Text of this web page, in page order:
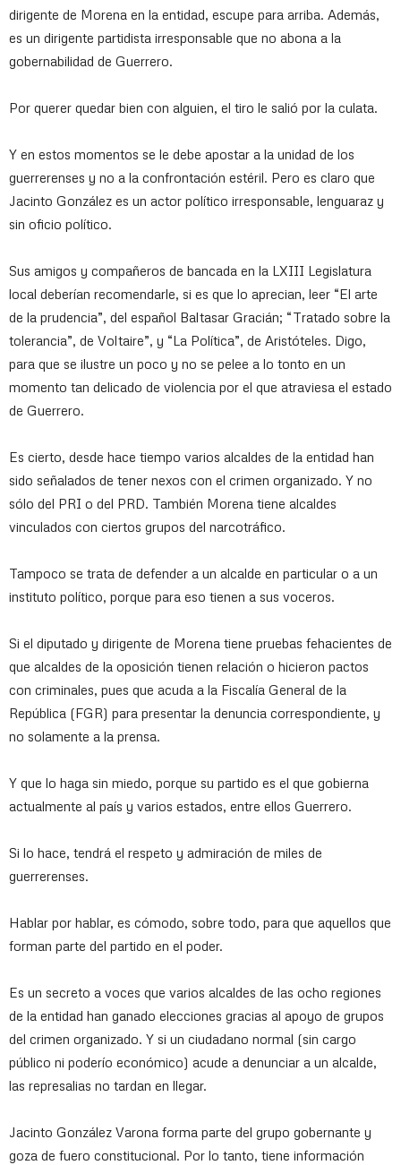
dirigente de Morena en la entidad, escupe para arriba. Además,
es un dirigente partidista irresponsable que no abona a la
gobernabilidad de Guerrero.
Por querer quedar bien con alguien, el tiro le salió por la culata.
Y en estos momentos se le debe apostar a la unidad de los
guerrerenses y no a la confrontación estéril. Pero es claro que
Jacinto González es un actor político irresponsable, lenguaraz y
sin oficio político.
Sus amigos y compañeros de bancada en la LXIII Legislatura
local deberían recomendarle, si es que lo aprecian, leer “El arte
de la prudencia”, del español Baltasar Gracián; “Tratado sobre la
tolerancia”, de Voltaire”, y “La Política”, de Aristóteles. Digo,
para que se ilustre un poco y no se pelee a lo tonto en un
momento tan delicado de violencia por el que atraviesa el estado
de Guerrero.
Es cierto, desde hace tiempo varios alcaldes de la entidad han
sido señalados de tener nexos con el crimen organizado. Y no
sólo del PRI o del PRD. También Morena tiene alcaldes
vinculados con ciertos grupos del narcotráfico.
Tampoco se trata de defender a un alcalde en particular o a un
instituto político, porque para eso tienen a sus voceros.
Si el diputado y dirigente de Morena tiene pruebas fehacientes de
que alcaldes de la oposición tienen relación o hicieron pactos
con criminales, pues que acuda a la Fiscalía General de la
República (FGR) para presentar la denuncia correspondiente, y
no solamente a la prensa.
Y que lo haga sin miedo, porque su partido es el que gobierna
actualmente al país y varios estados, entre ellos Guerrero.
Si lo hace, tendrá el respeto y admiración de miles de
guerrerenses.
Hablar por hablar, es cómodo, sobre todo, para que aquellos que
forman parte del partido en el poder.
Es un secreto a voces que varios alcaldes de las ocho regiones
de la entidad han ganado elecciones gracias al apoyo de grupos
del crimen organizado. Y si un ciudadano normal (sin cargo
público ni poderío económico) acude a denunciar a un alcalde,
las represalias no tardan en llegar.
Jacinto González Varona forma parte del grupo gobernante y
goza de fuero constitucional. Por lo tanto, tiene información